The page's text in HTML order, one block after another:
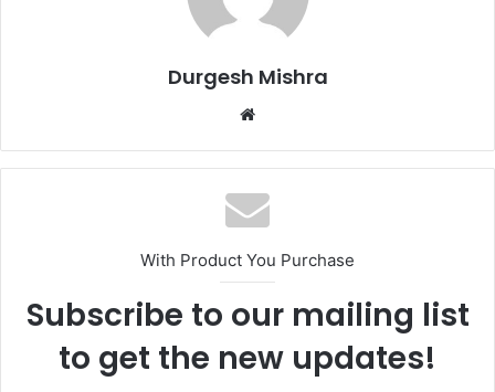
Durgesh Mishra
Website
With Product You Purchase
Subscribe to our mailing list
to get the new updates!